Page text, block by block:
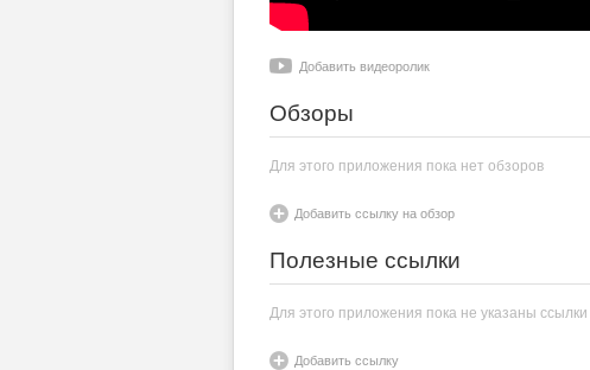
Добавить видеоролик
Обзоры
Для этого приложения пока нет обзоров
Добавить ссылку на обзор
Полезные ссылки
Для этого приложения пока не указаны ссылки
Добавить ссылку